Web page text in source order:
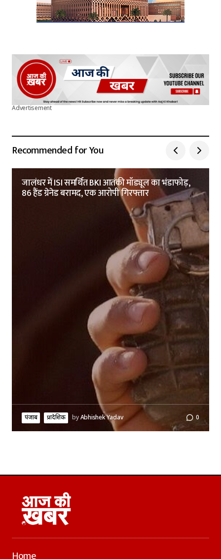
Advertisement
Recommended for You
जालंधर में ISI समर्थित BKI आतंकी मॉड्यूल का भंडाफोड़,
86 हैंड ग्रेनेड बरामद, एक आरोपी गिरफ्तार
पंजाब प्रादेशिक byAbhishek Yadav 0